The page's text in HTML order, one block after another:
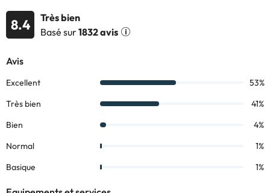
8.4
Très bien
Basé sur1832 avis